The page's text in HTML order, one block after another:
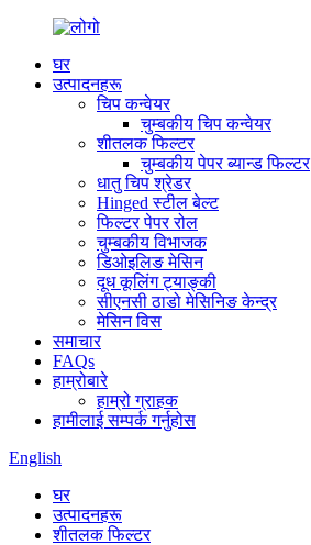
घर
उत्पादनहरू
चिप कन्वेयर
चुम्बकीय चिप कन्वेयर
शीतलक फिल्टर
चुम्बकीय पेपर ब्यान्ड फिल्टर
धातु चिप श्रेडर
Hinged स्टील बेल्ट
फिल्टर पेपर रोल
चुम्बकीय विभाजक
डिओइलिङ मेसिन
दूध कूलिंग ट्याङ्की
सीएनसी ठाडो मेसिनिङ केन्द्र
मेसिन विस
समाचार
FAQs
हाम्रोबारे
हाम्रो ग्राहक
हामीलाई सम्पर्क गर्नुहोस
English
घर
उत्पादनहरू
शीतलक फिल्टर